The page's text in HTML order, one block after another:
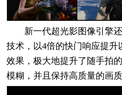
新一代超光影图像引擎
技术，以4倍的快门响应提升
效果，极大地提升了随手拍
模糊，并且保持高质量的画质